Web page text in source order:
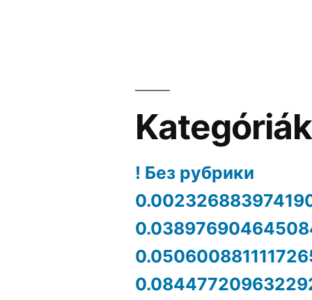
Kategóriák
! Без рубрики